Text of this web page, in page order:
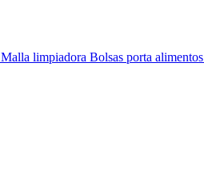
Malla limpiadora Bolsas porta alimentos